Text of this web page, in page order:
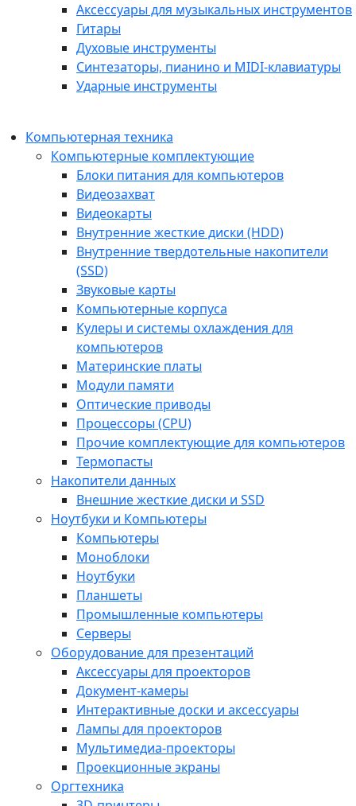
Аксессуары для музыкальных инструментов
Гитары
Духовые инструменты
Синтезаторы, пианино и MIDI-клавиатуры
Ударные инструменты
Компьютерная техника
Компьютерные комплектующие
Блоки питания для компьютеров
Видеозахват
Видеокарты
Внутренние жесткие диски (HDD)
Внутренние твердотельные накопители
(SSD)
Звуковые карты
Компьютерные корпуса
Кулеры и системы охлаждения для
компьютеров
Материнские платы
Модули памяти
Оптические приводы
Процессоры (CPU)
Прочие комплектующие для компьютеров
Термопасты
Накопители данных
Внешние жесткие диски и SSD
Ноутбуки и Компьютеры
Компьютеры
Моноблоки
Ноутбуки
Планшеты
Промышленные компьютеры
Серверы
Оборудование для презентаций
Аксессуары для проекторов
Документ-камеры
Интерактивные доски и аксессуары
Лампы для проекторов
Мультимедиа-проекторы
Проекционные экраны
Оргтехника